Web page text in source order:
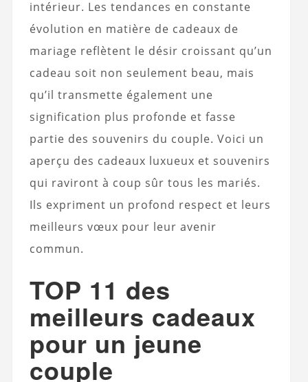
intérieur. Les tendances en constante
évolution en matière de cadeaux de
mariage reflètent le désir croissant qu’un
cadeau soit non seulement beau, mais
qu’il transmette également une
signification plus profonde et fasse
partie des souvenirs du couple. Voici un
aperçu des cadeaux luxueux et souvenirs
qui raviront à coup sûr tous les mariés.
Ils expriment un profond respect et leurs
meilleurs vœux pour leur avenir
commun.
TOP 11 des
meilleurs cadeaux
pour un jeune
couple